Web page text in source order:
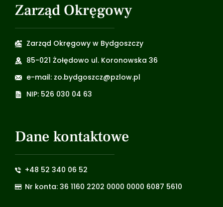
Zarząd Okręgowy
Zarząd Okręgowy w Bydgoszczy
85-021 Żołędowo ul. Koronowska 36
e-mail: zo.bydgoszcz@pzlow.pl
NIP: 526 030 04 63
Dane kontaktowe
+48 52 340 06 52
Nr konta: 36 1160 2202 0000 0000 6087 5610